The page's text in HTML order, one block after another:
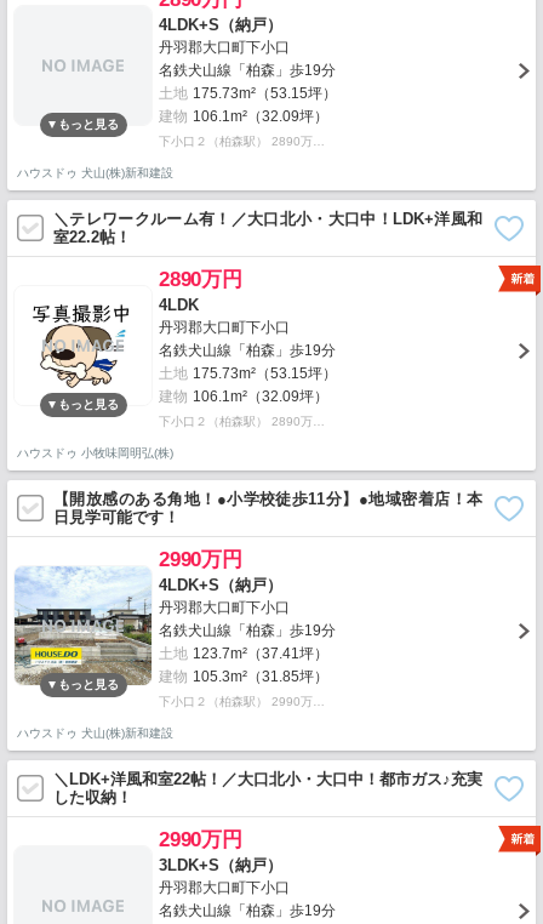
4LDK+S（納戸）
丹羽郡大口町下小口
名鉄犬山線「柏森」歩19分
土地 175.73m²（53.15坪）
建物 106.1m²（32.09坪）
下小口２（柏森駅） 2890万…
ハウスドゥ 犬山(株)新和建設
＼テレワークルーム有！／大口北小・大口中！LDK+洋風和
室22.2帖！
2890万円
4LDK
丹羽郡大口町下小口
名鉄犬山線「柏森」歩19分
土地 175.73m²（53.15坪）
建物 106.1m²（32.09坪）
下小口２（柏森駅） 2890万…
ハウスドゥ 小牧味岡明弘(株)
【開放感のある角地！●小学校徒歩11分】●地域密着店！本
日見学可能です！
2990万円
4LDK+S（納戸）
丹羽郡大口町下小口
名鉄犬山線「柏森」歩19分
土地 123.7m²（37.41坪）
建物 105.3m²（31.85坪）
下小口２（柏森駅） 2990万…
ハウスドゥ 犬山(株)新和建設
＼LDK+洋風和室22帖！／大口北小・大口中！都市ガス♪充実
した収納！
2990万円
3LDK+S（納戸）
丹羽郡大口町下小口
名鉄犬山線「柏森」歩19分